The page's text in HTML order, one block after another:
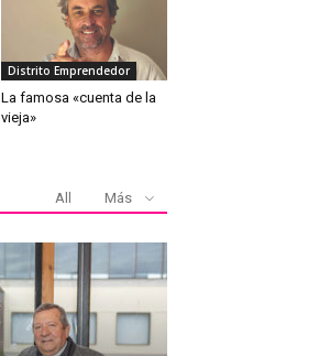
Distrito Emprendedor
La famosa «cuenta de la
vieja»
All Más